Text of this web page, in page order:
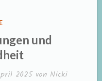
und
2025von Nicki